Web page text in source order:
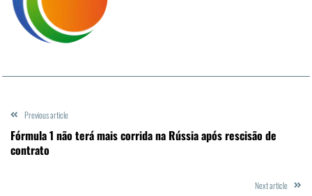
Previous article
Fórmula 1 não terá mais corrida na Rússia após rescisão de
contrato
Next article